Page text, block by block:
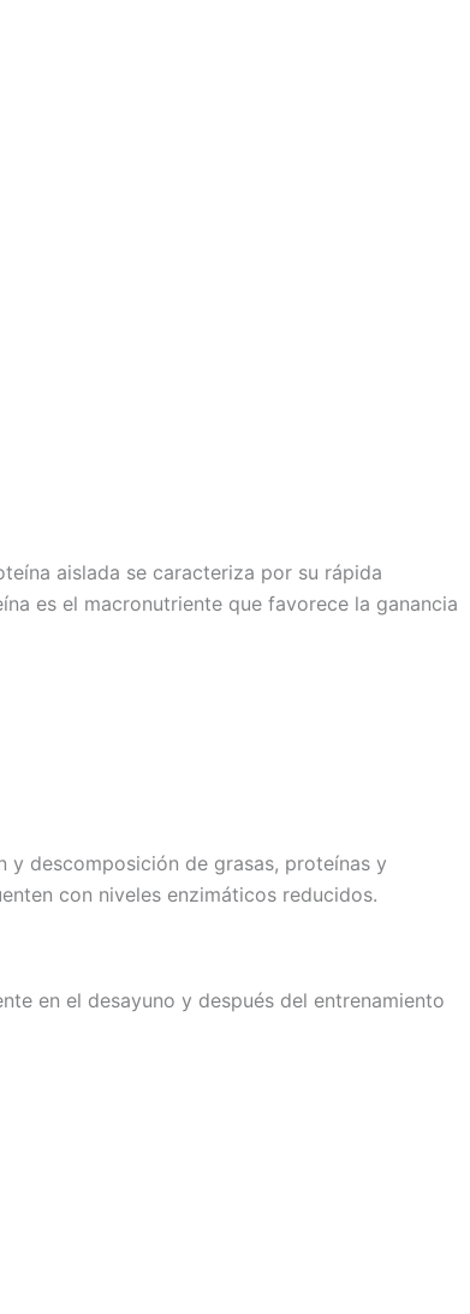
aislada se caracteriza por su rápida
es el macronutriente que favorece la ganancia
descomposición de grasas, proteínas y
con niveles enzimáticos reducidos.
en el desayuno y después del entrenamiento